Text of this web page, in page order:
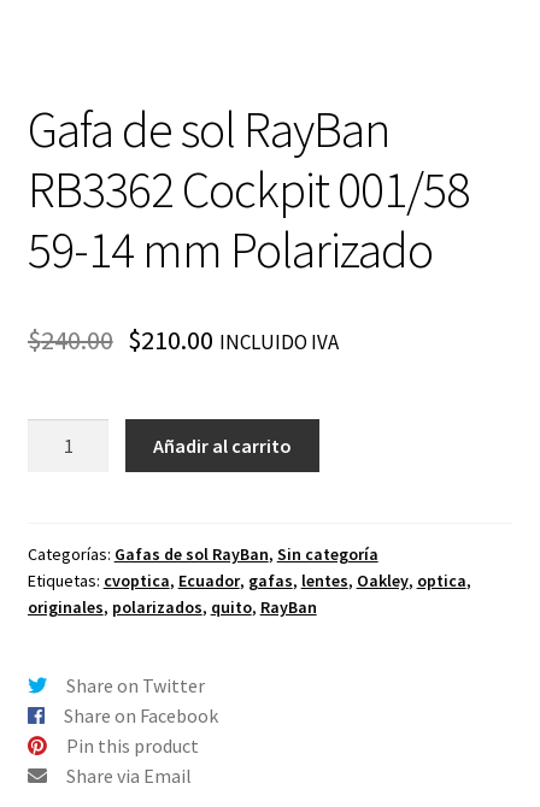
Gafa de sol RayBan
RB3362 Cockpit 001/58
59-14 mm Polarizado
$240.00 $210.00 INCLUIDO IVA
RB3362
Cockpit
001/58
14
mm
Polarizado
cantidad
Añadir al carrito
Categorías: Gafas de sol RayBan, Sin categoría
Etiquetas: cvoptica, Ecuador, gafas, lentes, Oakley, optica,
originales, polarizados, quito, RayBan
Share on Twitter
Share on Facebook
Pin this product
Share via Email